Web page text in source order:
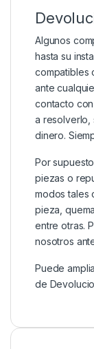
Algunos
hasta su
compatibles
ante
contacto
a resolverlo,
dinero.
Por
piezas o
modos tales
pieza,
entre otras.
nosotros
Puede
de